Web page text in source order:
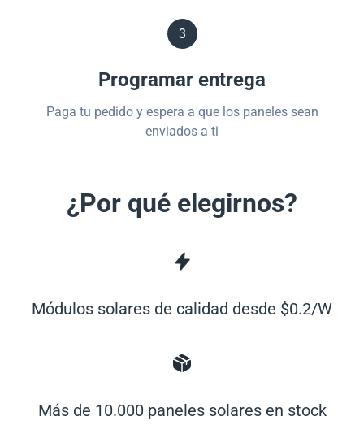
3
Programar entrega
Paga tu pedido y espera a que los paneles sean
enviados a ti
¿Por qué elegirnos?
Módulos solares de calidad desde $0.2/W
Más de 10.000 paneles solares en stock